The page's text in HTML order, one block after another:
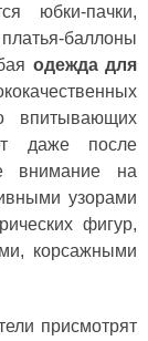
юбки-пачки,
баллоны
одежда для
впитывающих
даже после
внимание на
узорами
фигур,
корсажными
присмотрят